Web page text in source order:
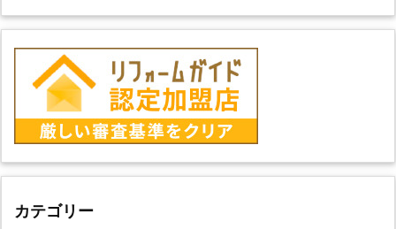
カテゴリー